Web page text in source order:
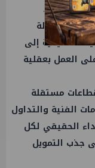
العالمية.
إعادة هيكلة
التقليدية إلى
العمل بعقلية
مستقلة
الفنية والتداول
الحقيقي لكل
جذب التمويل